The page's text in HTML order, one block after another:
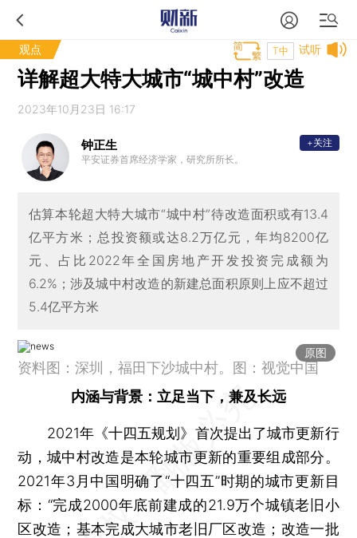
观点 试听
T中
详解超大特大城市“城中村”改造
2023年10月23日 16:17
钟正生
平安证券首席经济学家，研究所所长。
+关注
估算本轮超大特大城市“城中村”待改造面积或有13.4
亿平方米；总投资额或达8.2万亿元，年均8200亿
元、占比2022年全国房地产开发投资完成额为
6.2%；涉及城中村改造的新建总面积原则上应不超过
5.4亿平方米
原图
资料图：深圳，福田下沙城中村。图：视觉中国
内涵与背景：立足当下，兼及长远
2021年《十四五规划》首次提出了城市更新行
动，城中村改造是本轮城市更新的重要组成部分。
2021年3月中国明确了“十四五”时期的城市更新目
标：“完成2000年底前建成的21.9万个城镇老旧小
区改造；基本完成大城市老旧厂区改造；改造一批